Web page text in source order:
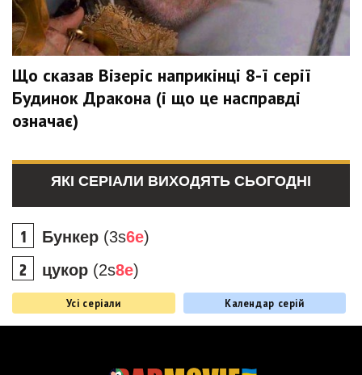
Що сказав Візеріс наприкінці 8-ї серії
Будинок Дракона (і що це насправді
означає)
ЯКІ СЕРІАЛИ ВИХОДЯТЬ СЬОГОДНІ
Бункер (3s6e)
цукор (2s8e)
Усі серіали Календар серій